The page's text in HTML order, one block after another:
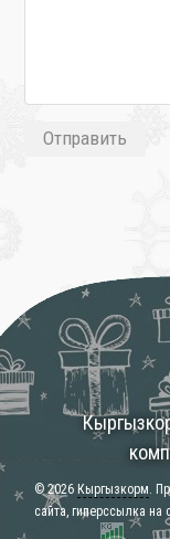
© 2026 Кыргызкорм .
сайта, гиперссылка на